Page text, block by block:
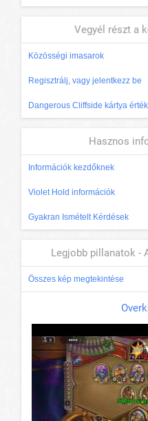
Vegyél részt a
Közösségi imasarok
Regisztrálj, vagy jelentkezz be
Dangerous Cliffside kártya
Hasznos
Információk kezdőknek
Violet Hold információk
Gyakran Ismételt Kérdések
Legjobb pillanatok -
Összes kép megtekintése